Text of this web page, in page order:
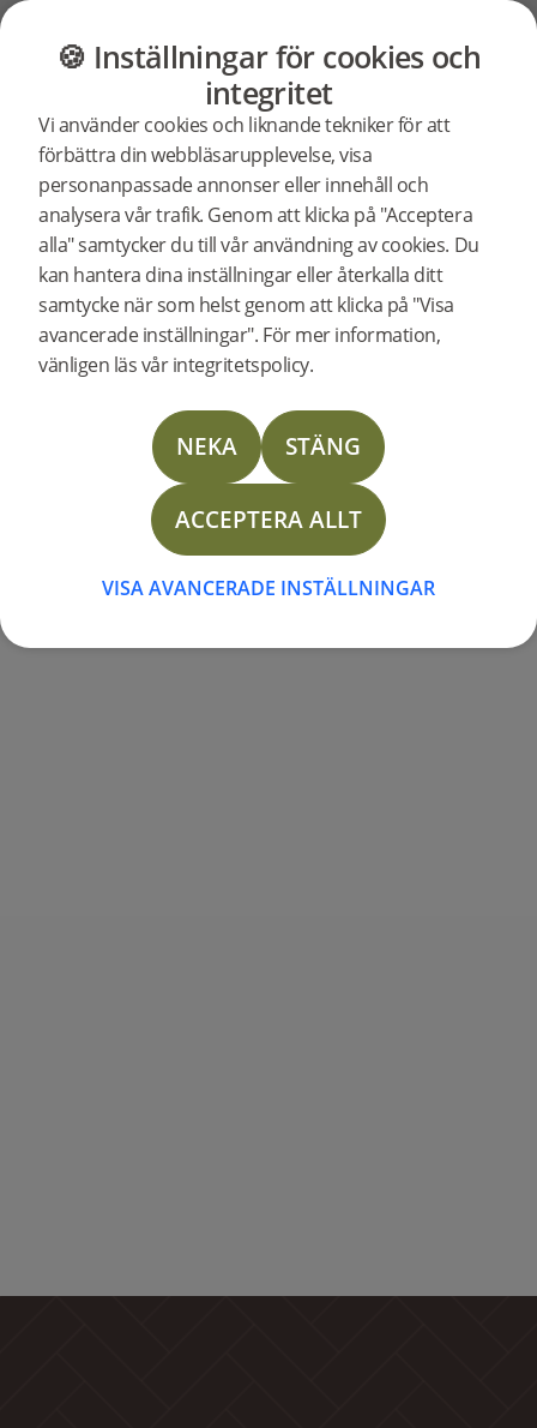
MÖBLER BUTIK OUTLET
🍪 Inställningar för cookies och
integritet
Vi använder cookies och liknande tekniker för att
förbättra din webbläsarupplevelse, visa
personanpassade annonser eller innehåll och
analysera vår trafik. Genom att klicka på "Acceptera
alla" samtycker du till vår användning av cookies. Du
kan hantera dina inställningar eller återkalla ditt
samtycke när som helst genom att klicka på "Visa
avancerade inställningar". För mer information,
vänligen läs vår integritetspolicy.
NEKA STÄNG
ACCEPTERA ALLT
VISA AVANCERADE INSTÄLLNINGAR
BJELIN STORIES
Hotell
på
Svalbard
Concellon /
Hurtigruten
Svalbard